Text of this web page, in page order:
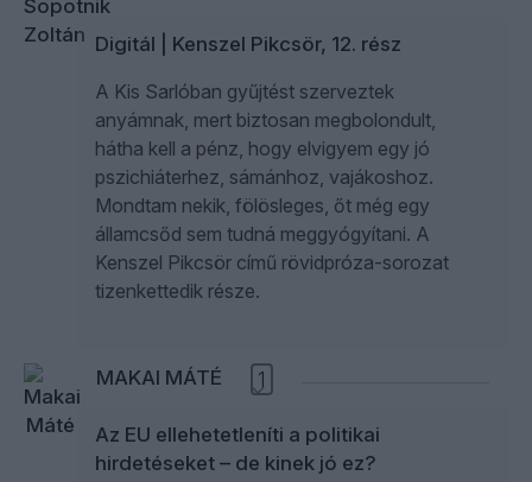
Digitál | Kenszel Pikcsör, 12. rész
A Kis Sarlóban gyűjtést szerveztek
anyámnak, mert biztosan megbolondult,
hátha kell a pénz, hogy elvigyem egy jó
pszichiáterhez, sámánhoz, vajákoshoz.
Mondtam nekik, fölösleges, őt még egy
államcsőd sem tudná meggyógyítani. A
Kenszel Pikcsör című rövidpróza-sorozat
tizenkettedik része.
MAKAI MÁTÉ 1
Az EU ellehetetleníti a politikai
hirdetéseket – de kinek jó ez?